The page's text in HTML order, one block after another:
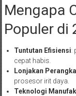
Mengapa
Populer di
Tuntutan Efisiensi:
cepat habis.
Lonjakan
prosesor irit daya.
Teknologi